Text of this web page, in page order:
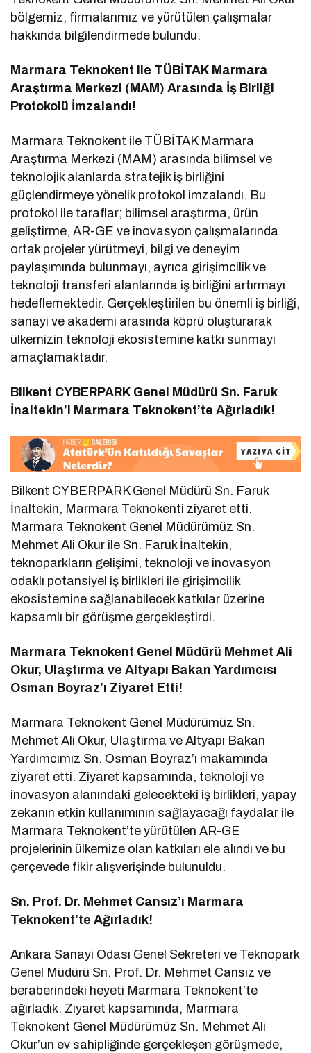
bölgemiz, firmalarımız ve yürütülen çalışmalar
hakkında bilgilendirmede bulundu.
Marmara Teknokent ile TÜBİTAK Marmara
Araştırma Merkezi (MAM) Arasında İş Birliği
Protokolü İmzalandı!
Marmara Teknokent ile TÜBİTAK Marmara
Araştırma Merkezi (MAM) arasında bilimsel ve
teknolojik alanlarda stratejik iş birliğini
güçlendirmeye yönelik protokol imzalandı. Bu
protokol ile taraflar; bilimsel araştırma, ürün
geliştirme, AR-GE ve inovasyon çalışmalarında
ortak projeler yürütmeyi, bilgi ve deneyim
paylaşımında bulunmayı, ayrıca girişimcilik ve
teknoloji transferi alanlarında iş birliğini artırmayı
hedeflemektedir. Gerçekleştirilen bu önemli iş birliği,
sanayi ve akademi arasında köprü oluşturarak
ülkemizin teknoloji ekosistemine katkı sunmayı
amaçlamaktadır.
Bilkent CYBERPARK Genel Müdürü Sn. Faruk
İnaltekin’i Marmara Teknokent’te Ağırladık!
Bilkent CYBERPARK Genel Müdürü Sn. Faruk
İnaltekin, Marmara Teknokenti ziyaret etti.
Marmara Teknokent Genel Müdürümüz Sn.
Mehmet Ali Okur ile Sn. Faruk İnaltekin,
teknoparkların gelişimi, teknoloji ve inovasyon
odaklı potansiyel iş birlikleri ile girişimcilik
ekosistemine sağlanabilecek katkılar üzerine
kapsamlı bir görüşme gerçekleştirdi.
Marmara Teknokent Genel Müdürü Mehmet Ali
Okur, Ulaştırma ve Altyapı Bakan Yardımcısı
Osman Boyraz’ı Ziyaret Etti!
Marmara Teknokent Genel Müdürümüz Sn.
Mehmet Ali Okur, Ulaştırma ve Altyapı Bakan
Yardımcımız Sn. Osman Boyraz’ı makamında
ziyaret etti. Ziyaret kapsamında, teknoloji ve
inovasyon alanındaki gelecekteki iş birlikleri, yapay
zekanın etkin kullanımının sağlayacağı faydalar ile
Marmara Teknokent’te yürütülen AR-GE
projelerinin ülkemize olan katkıları ele alındı ve bu
çerçevede fikir alışverişinde bulunuldu.
Sn. Prof. Dr. Mehmet Cansız’ı Marmara
Teknokent’te Ağırladık!
Ankara Sanayi Odası Genel Sekreteri ve Teknopark
Genel Müdürü Sn. Prof. Dr. Mehmet Cansız ve
beraberindeki heyeti Marmara Teknokent’te
ağırladık. Ziyaret kapsamında, Marmara
Teknokent Genel Müdürümüz Sn. Mehmet Ali
Okur’un ev sahipliğinde gerçekleşen görüşmede,